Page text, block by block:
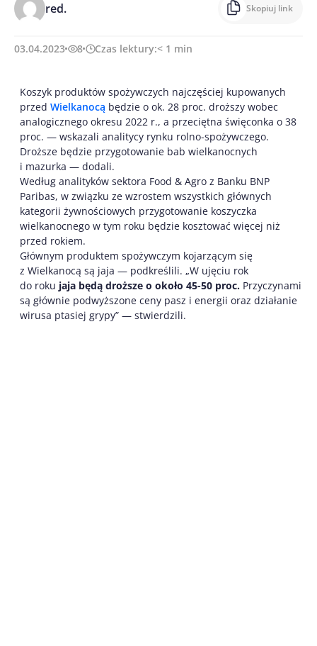
red. Skopiuj link
03.04.2023 8 Czas lektury:< 1 min
Koszyk produktów spożywczych najczęściej kupowanych
przed Wielkanocą będzie o ok. 28 proc. droższy wobec
analogicznego okresu 2022 r., a przeciętna święconka o 38
proc. — wskazali analitycy rynku rolno-spożywczego.
Droższe będzie przygotowanie bab wielkanocnych
i mazurka — dodali.
Według analityków sektora Food & Agro z Banku BNP
Paribas, w związku ze wzrostem wszystkich głównych
kategorii żywnościowych przygotowanie koszyczka
wielkanocnego w tym roku będzie kosztować więcej niż
przed rokiem.
Głównym produktem spożywczym kojarzącym się
z Wielkanocą są jaja — podkreślili. „W ujęciu rok
do roku jaja będą droższe o około 45-50 proc. Przyczynami
są głównie podwyższone ceny pasz i energii oraz działanie
wirusa ptasiej grypy” — stwierdzili.